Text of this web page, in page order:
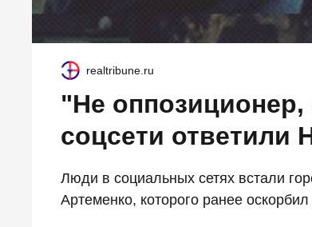
realtribune.ru
"Не
соцсети ответили
Люди в социальных сетях встали
Артеменко, которого ранее